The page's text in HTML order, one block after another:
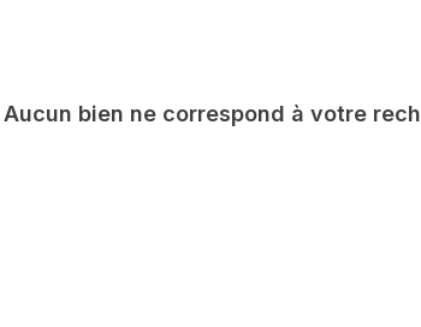
Aucun bien ne correspond à votre